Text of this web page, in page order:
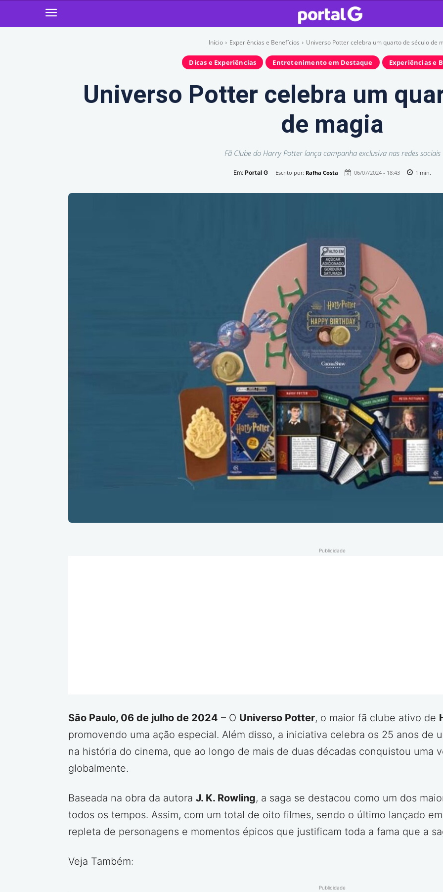
Início Experiências e Benefícios Universo Potter celebra um quarto de século de
Dicas e Experiências Entretenimento em Destaque Experiências e
Universo Potter celebra um
de magia
Fã Clube do Harry Potter lança campanha exclusiva nas redes sociais
Em: Portal G Escrito por: Rafha Costa 06/07/2024 - 18:43 1 min.
Publicidade
São Paulo, 06 de julho de 2024 – O Universo Potter, o maior fã clube ativo de
promovendo uma ação especial. Além disso, a iniciativa celebra os 25 anos de
na história do cinema, que ao longo de mais de duas décadas conquistou uma
globalmente.
Baseada na obra da autora J. K. Rowling, a saga se destacou como um dos
todos os tempos. Assim, com um total de oito filmes, sendo o último lançado
repleta de personagens e momentos épicos que justificam toda a fama que a
Veja Também:
Publicidade